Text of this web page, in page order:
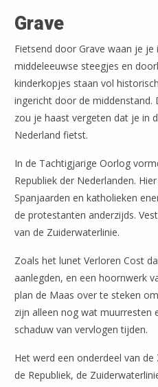
Grave
Fietsend door Grave waan je je
middeleeuwse steegjes en
kinderkopjes staan vol
ingericht door de
zou je haast vergeten dat je in
Nederland fietst.
In de Tachtigjarige Oorlog
Republiek der Nederlanden.
Spanjaarden en katholieken
de protestanten anderzijds.
van de Zuiderwaterlinie.
Zoals het lunet Verloren Cost
aanlegden, en een hoornwerk
plan de Maas over te steken
zijn alleen nog wat muurresten
schaduw van vervlogen tijden.
Het werd een onderdeel van
de Republiek, de